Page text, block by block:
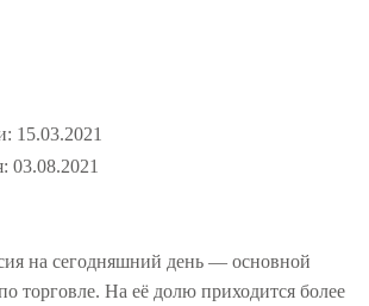
15.03.2021
03.08.2021
на сегодняшний день — основной
торговле. На её долю приходится более